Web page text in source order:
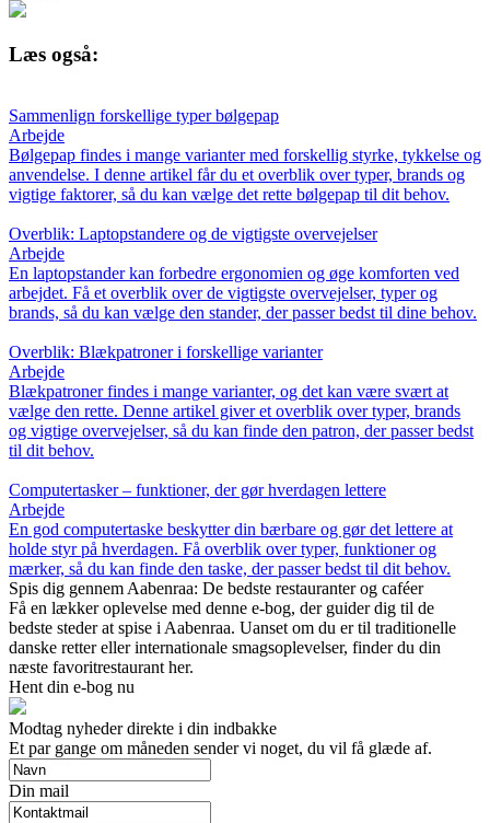
Læs også:
Sammenlign forskellige typer bølgepap
Arbejde
Bølgepap findes i mange varianter med forskellig styrke, tykkelse og
anvendelse. I denne artikel får du et overblik over typer, brands og
vigtige faktorer, så du kan vælge det rette bølgepap til dit behov.
Overblik: Laptopstandere og de vigtigste overvejelser
Arbejde
En laptopstander kan forbedre ergonomien og øge komforten ved
arbejdet. Få et overblik over de vigtigste overvejelser, typer og
brands, så du kan vælge den stander, der passer bedst til dine behov.
Overblik: Blækpatroner i forskellige varianter
Arbejde
Blækpatroner findes i mange varianter, og det kan være svært at
vælge den rette. Denne artikel giver et overblik over typer, brands
og vigtige overvejelser, så du kan finde den patron, der passer bedst
til dit behov.
Computertasker – funktioner, der gør hverdagen lettere
Arbejde
En god computertaske beskytter din bærbare og gør det lettere at
holde styr på hverdagen. Få overblik over typer, funktioner og
mærker, så du kan finde den taske, der passer bedst til dit behov.
Spis dig gennem Aabenraa: De bedste restauranter og caféer
Få en lækker oplevelse med denne e-bog, der guider dig til de
bedste steder at spise i Aabenraa. Uanset om du er til traditionelle
danske retter eller internationale smagsoplevelser, finder du din
næste favoritrestaurant her.
Hent din e-bog nu
Modtag nyheder direkte i din indbakke
Et par gange om måneden sender vi noget, du vil få glæde af.
Din mail